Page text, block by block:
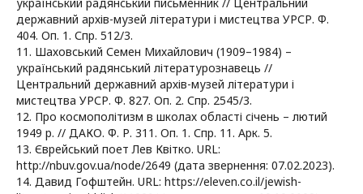
державний архів-музей літератури і мистецтва УРСР. Ф.
404. Оп. 1. Спр. 512/3.
11. Шаховський Семен Михайлович (1909–1984) –
український радянський літературознавець //
Центральний державний архів-музей літератури і
мистецтва УРСР. Ф. 827. Оп. 2. Спр. 2545/3.
12. Про космополітизм в школах області січень – лютий
1949 р. // ДАКО. Ф. Р. 311. Оп. 1. Спр. 11. Арк. 5.
13. Єврейський поет Лев Квітко. URL:
http://nbuv.gov.ua/node/2649 (дата звернення: 07.02.2023).
14. Давид Гофштейн. URL: https://eleven.co.il/jewish-